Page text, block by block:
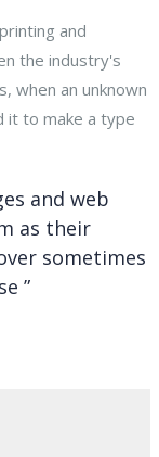
and
the industry's
when an unknown
it to make a type
and web
as their
sometimes
”